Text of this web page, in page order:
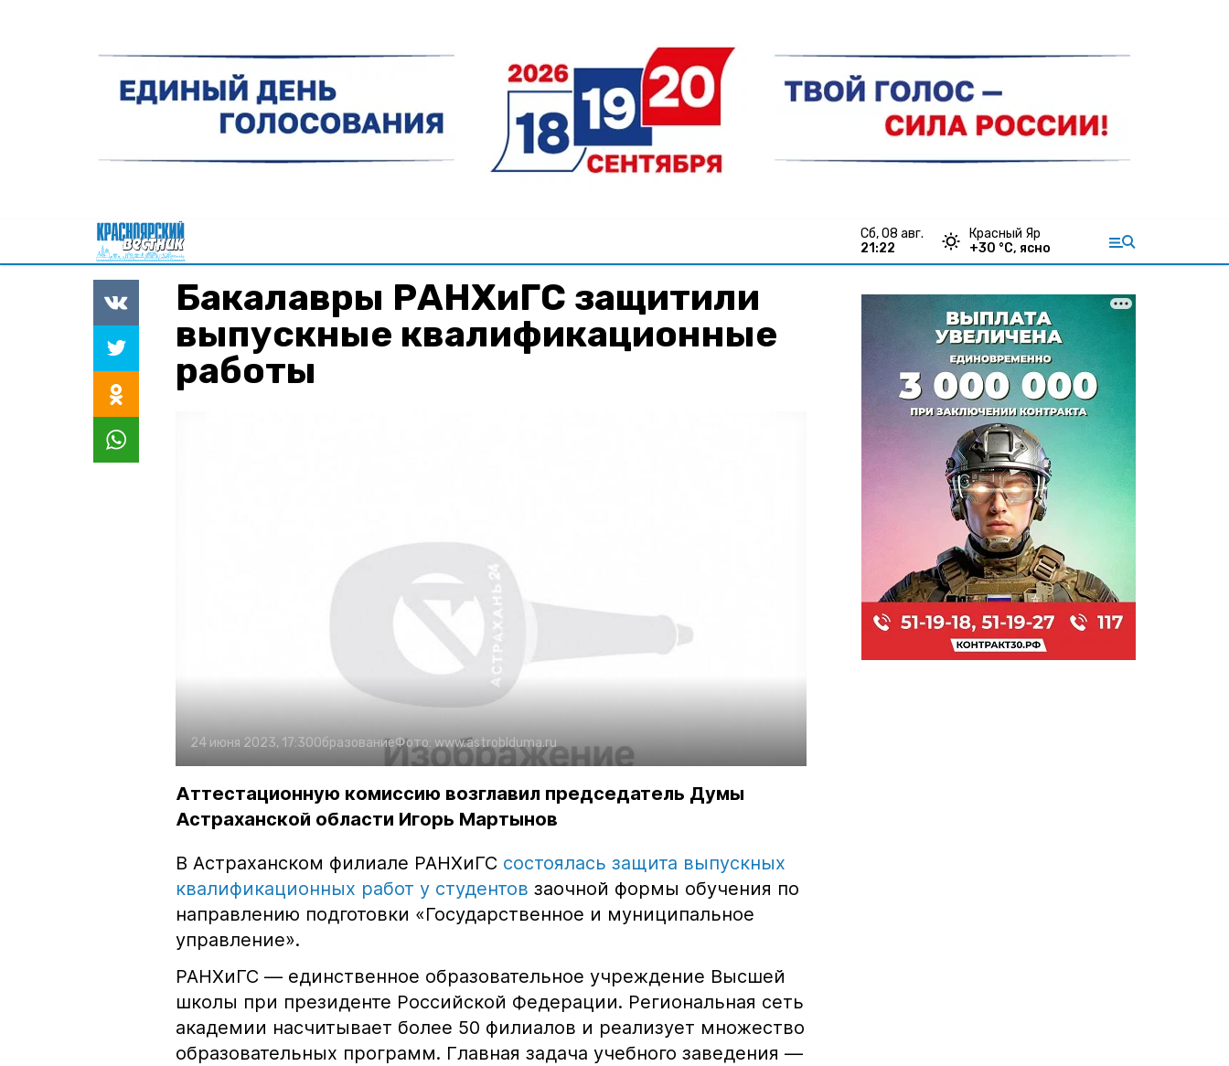
сб, 08 авг.
21:22
Красный Яр
+30 °С, ясно
Бакалавры РАНХиГС защитили
выпускные квалификационные
работы
24 июня 2023, 17:30ОбразованиеФото: www.astroblduma.ru
Аттестационную комиссию возглавил председатель Думы
Астраханской области Игорь Мартынов
В Астраханском филиале РАНХиГС состоялась защита выпускных
квалификационных работ у студентов заочной формы обучения по
направлению подготовки «Государственное и муниципальное
управление».
РАНХиГС — единственное образовательное учреждение Высшей
школы при президенте Российской Федерации. Региональная сеть
академии насчитывает более 50 филиалов и реализует множество
образовательных программ. Главная задача учебного заведения —